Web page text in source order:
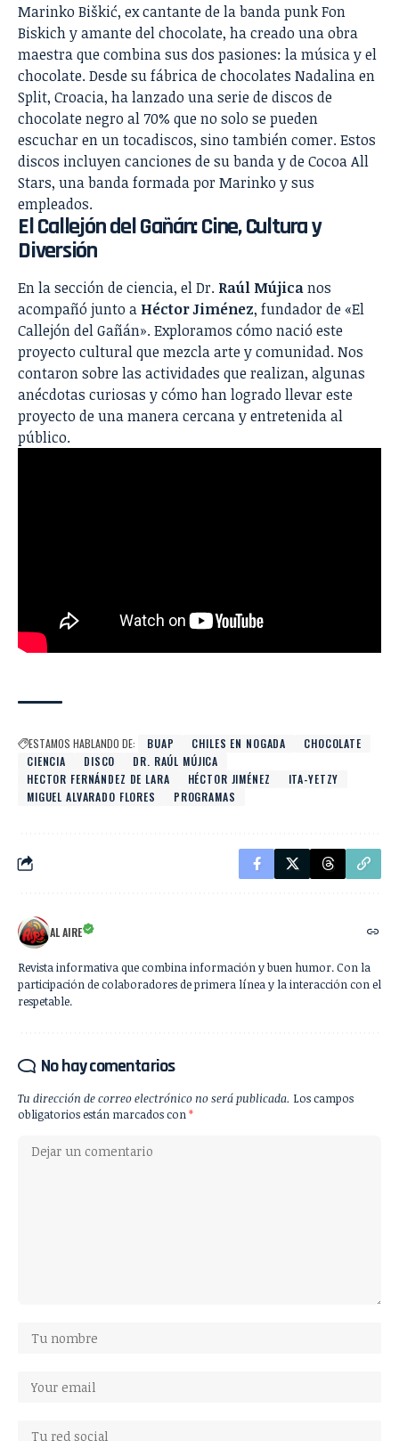
Marinko Biškić, ex cantante de la banda punk Fon
Biskich y amante del chocolate, ha creado una obra
maestra que combina sus dos pasiones: la música y el
chocolate. Desde su fábrica de chocolates Nadalina en
Split, Croacia, ha lanzado una serie de discos de
chocolate negro al 70% que no solo se pueden
escuchar en un tocadiscos, sino también comer. Estos
discos incluyen canciones de su banda y de Cocoa All
Stars, una banda formada por Marinko y sus
empleados.
El Callejón del Gañán: Cine, Cultura y
Diversión
En la sección de ciencia, el Dr. Raúl Mújicanos
acompañó junto a Héctor Jiménez, fundador de «El
Callejón del Gañán». Exploramos cómo nació este
proyecto cultural que mezcla arte y comunidad. Nos
contaron sobre las actividades que realizan, algunas
anécdotas curiosas y cómo han logrado llevar este
proyecto de una manera cercana y entretenida al
público.
ESTAMOS HABLANDO DE: BUAP CHILES EN NOGADA
CHOCOLATE
CIENCIA
DISCO
DR. RAÚL MÚJICA
HECTOR FERNÁNDEZ DE LARA
HÉCTOR JIMÉNEZ
ITA-YETZY
MIGUEL ALVARADO FLORES
PROGRAMAS
AL AIRE
Revista informativa que combina información y buen humor. Con la
participación de colaboradores de primera línea y la interacción con el
respetable.
No hay comentarios
Tu dirección de correo electrónico no será publicada. Los campos
obligatorios están marcados con*